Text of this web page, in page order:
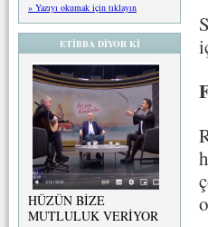
» Yazıyı okumak için tıklayın
ETİBBA DİYOR Kİ
HÜZÜN BİZE
MUTLULUK VERİYOR